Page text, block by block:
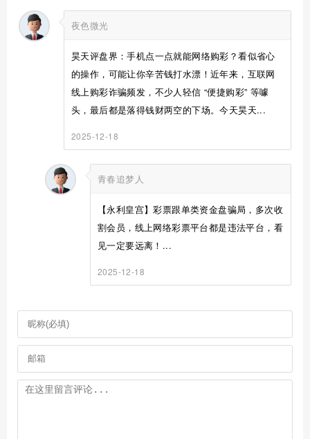
夜色微光
昊天评盘界：手机点一点就能网络购彩？看似省心
的操作，可能让你辛苦钱打水漂！近年来，互联网
线上购彩诈骗频发，不少人轻信 “便捷购彩” 等噱
头，最后都是落得钱财两空的下场。今天昊天...
2025-12-18
青春追梦人
【永利皇宫】彩票跟单类资金盘骗局，多次收
割会员，线上网络彩票平台都是违法平台，看
见一定要远离！...
2025-12-18